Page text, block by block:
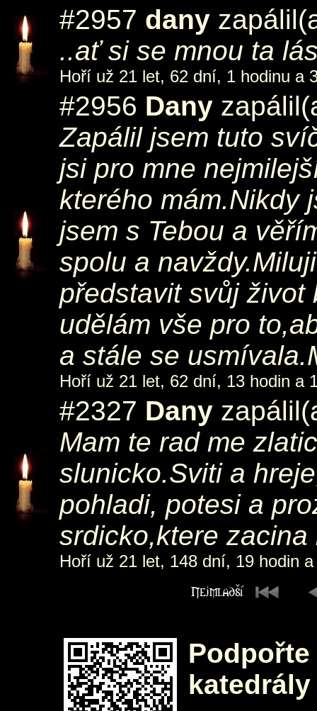
#2957 dany
..ať si se mnou ta
Hoří už 21 let, 62 dní, 1 hodinu a
#2956 Dany
Zapálil jsem tuto
jsi pro mne
kterého mám.Nikdy
jsem s Tebou a
spolu a
představit svůj život
udělám vše pro
a stále se
Hoří už 21 let, 62 dní, 13 hodin a
#2327 Dany
Mam te rad me
slunicko.Sviti a
pohladi, potesi a
srdicko,ktere zacina
Hoří už 21 let, 148 dní, 19 hodin
katedrály